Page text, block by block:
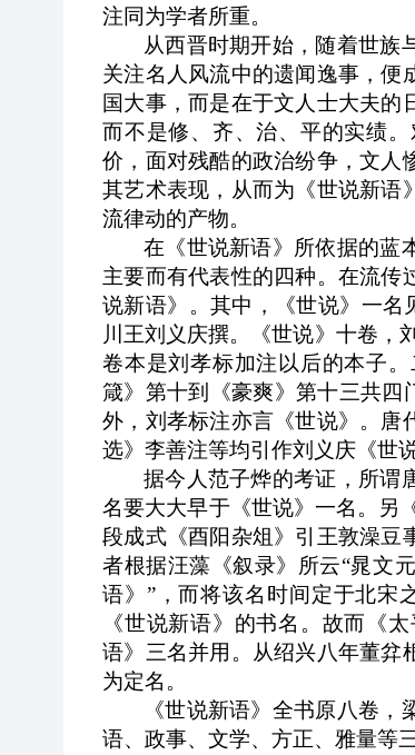
注同为学者所重。
从西晋时期开始，随着世族
关注名人风流中的遗闻逸事，便
国大事，而是在于文人士大夫的
而不是修、齐、治、平的实绩
价，面对残酷的政治纷争，文人
其艺术表现，从而为《世说新语
流律动的产物。
在《世说新语》所依据的蓝
主要而有代表性的四种。在流传
说新语》。其中，《世说》一名
川王刘义庆撰。《世说》十卷，
卷本是刘孝标加注以后的本子
箴》第十到《豪爽》第十三共四
外，刘孝标注亦言《世说》。唐
选》李善注等均引作刘义庆《世说
据今人范子烨的考证，所谓
名要大大早于《世说》一名。另
段成式《酉阳杂俎》引王敦澡豆
者根据汪藻《叙录》所云“晁文
语》”，而将该名时间定于北宋
《世说新语》的书名。故而《
语》三名并用。从绍兴八年董弅
为定名。
《世说新语》全书原八卷
语、政事、文学、方正、雅量等